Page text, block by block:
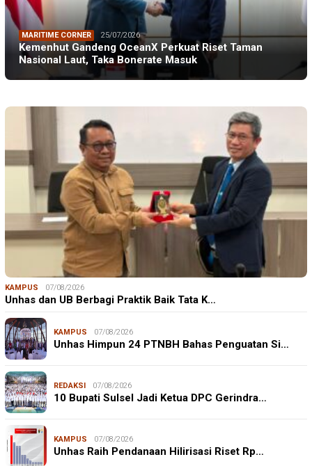
MARITIME CORNER 25/07/2026
Kemenhut Gandeng OceanX Perkuat Riset Taman
Nasional Laut, Taka Bonerate Masuk
KAMPUS 07/08/2026
Unhas dan UB Berbagi Praktik Baik Tata K…
KAMPUS 07/08/2026
Unhas Himpun 24 PTNBH Bahas Penguatan Si…
REDAKSI 07/08/2026
10 Bupati Sulsel Jadi Ketua DPC Gerindra…
KAMPUS 07/08/2026
Unhas Raih Pendanaan Hilirisasi Riset Rp…